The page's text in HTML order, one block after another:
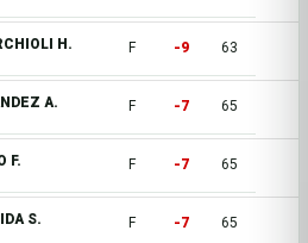
H. F -9 63
A. F -7 65
F. F -7 65
S. F -7 65